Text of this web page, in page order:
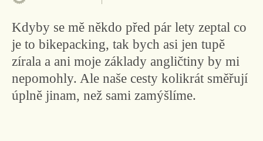
Kdyby se mě někdo před pár lety zeptal co
je to bikepacking, tak bych asi jen tupě
zírala a ani moje základy angličtiny by mi
nepomohly. Ale naše cesty kolikrát směřují
úplně jinam, než sami zamýšlíme.